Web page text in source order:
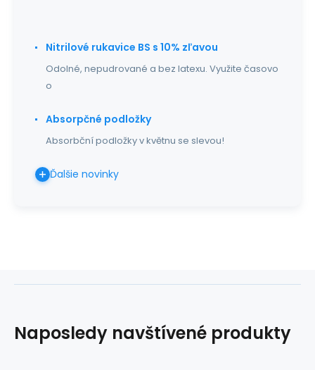
Nitrilové rukavice BS s 10% zľavou
Odolné, nepudrované a bez latexu. Využite časovo
o
Absorpčné podložky
Absorbční podložky v květnu se slevou!
Ďalšie novinky
Naposledy navštívené produkty